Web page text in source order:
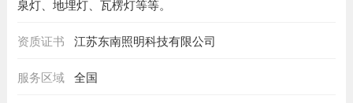
泉灯、地埋灯、瓦楞灯等等。
资质证书 江苏东南照明科技有限公司
服务区域 全国